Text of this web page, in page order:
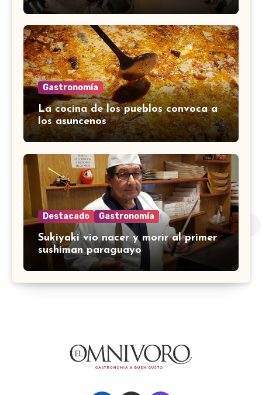
Gastronomía
La cocina de los pueblos convoca a
los asuncenos
Destacado Gastronomía
Sukiyaki vio nacer y morir al primer
sushiman paraguayo